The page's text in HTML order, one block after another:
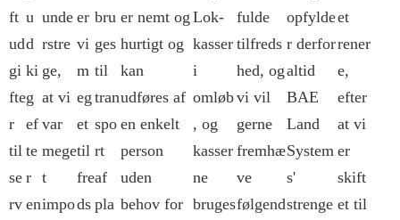
ft
ud
gi
fte
r
til
se
rv
u
d
ki
g
ef
te
r
en
unde
rstre
ge,
at vi
var
mege
t
impo
er
vi
m
eg
et
til
fre
ds
bru
ges
til
tran
spo
rt
af
pla
er nemt og
hurtigt og
kan
udføres af
en enkelt
person
uden
behov for
Lok-
kasser
i
omløb
, og
kasser
ne
bruges
fulde
tilfreds
hed, og
vi vil
gerne
fremhæ
ve
følgend
opfylde
r derfor
altid
BAE
Land
System
s'
strenge
et
rener
e,
efter
at vi
er
skift
et til